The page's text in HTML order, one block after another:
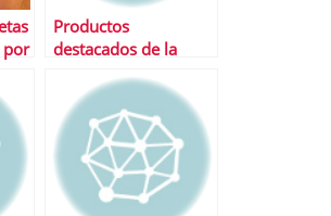
por
Productos
destacados de la